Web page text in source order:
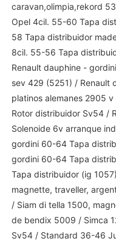
caravan,olimpia,rekord
Opel 4cil. 55-60 Tapa
58 Tapa distribuidor
8cil. 55-56 Tapa
Renault dauphine -
sev 429 (5251) / Renault
platinos alemanes 2905
Rotor distribuidor Sv54 /
Solenoide 6v arranque
gordini 60-64 Tapa
gordini 60-64 Tapa
Tapa distribuidor (ig
magnette, traveller,
/ Siam di tella 1500,
de bendix 5009 / Simca
Sv54 / Standard 36-46